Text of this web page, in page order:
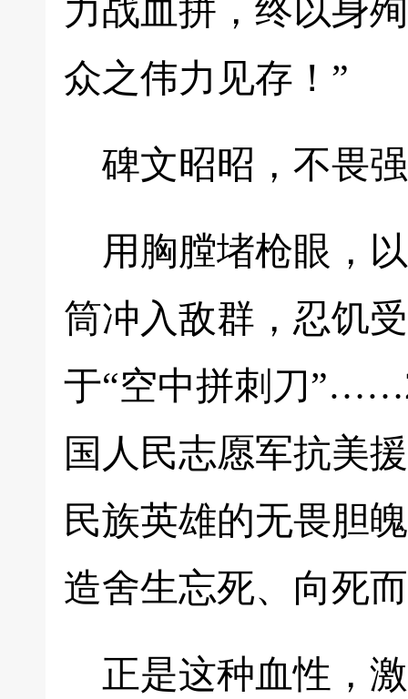
力战血拼，终以身
众之伟力见存！”
碑文昭昭，不畏
用胸膛堵枪眼，
筒冲入敌群，忍饥
于“空中拼刺刀
国人民志愿军抗美
民族英雄的无畏胆
造舍生忘死、向死
正是这种血性，